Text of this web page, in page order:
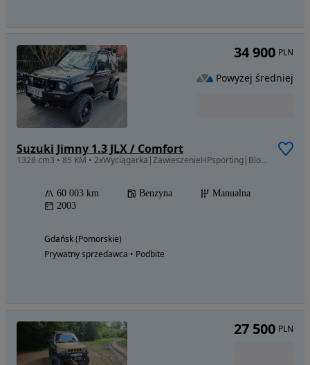
Suzuki Jimny 1.3 JLX / Comfort
1328 cm3 • 85 KM • 2xWyciągarka|ZawieszenieHPsporting|BlokadaMostu|Swap16v|ReduktorSamura
60 003 km Benzyna
Manualna
2003
Gdańsk (Pomorskie)
Prywatny sprzedawca • Podbite
34 900 PLN
Powyżej średniej
27 500 PLN